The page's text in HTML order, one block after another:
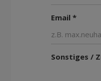
Email *
Sonstiges /